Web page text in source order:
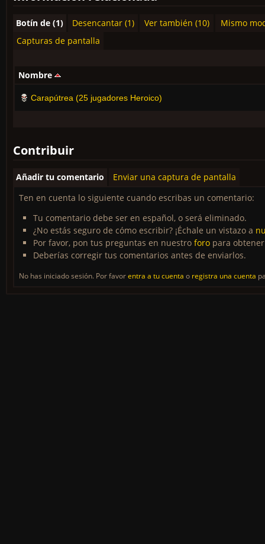
Botín de (1) Desencantar (1) Ver también (10)
Mismo
Capturas de pantalla
Nombre
Carapútrea (25 jugadores Heroico)
Contribuir
Añadir tu comentario
Enviar una captura de pantalla
Ten en cuenta lo siguiente cuando escribas un comentario:
Tu comentario debe ser en español, o será eliminado.
¿No estás seguro de cómo escribir? ¡Échale un vistazo a
Por favor, pon tus preguntas en nuestro foro para
Deberías corregir tus comentarios antes de enviarlos.
No has iniciado sesión. Por favorentra a tu cuenta o registra una cuenta